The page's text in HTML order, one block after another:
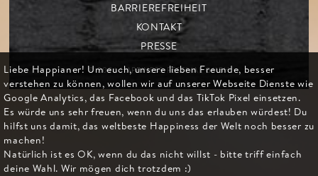
BARRIEREFREIHEIT
KONTAKT
PRESSE
© 2026 HAPPINESS FESTIVAL GMBH
Liebe Happianer! Um euch, unsere lieben Freunde, besser
verstehen zu können, wollen wir auf unserer Webseite Dienste wie
Google Analytics, das Facebook und das TikTok Pixel einsetzen.
Es würde uns sehr freuen, wenn du uns das erlauben würdest! Du
hilfst uns damit, das weltbeste Happiness der Welt noch besser zu
machen!
Natürlich ist es OK, wenn du das nicht willst - bitte triff einfach
deine Wahl. Wir mögen dich trotzdem :)